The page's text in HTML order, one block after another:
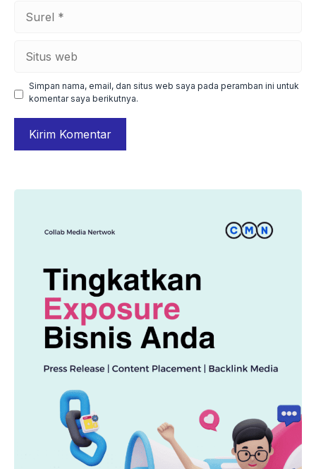
web
Simpan nama, email, dan situs web saya pada peramban ini untuk
komentar saya berikutnya.